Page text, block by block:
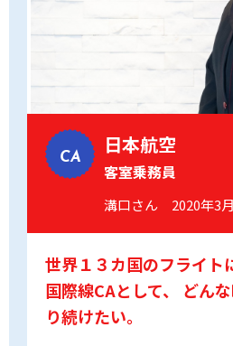
CA
日本航空
客室乗務員
溝口さん 2020年3
世界１３カ国のフライト
国際線CAとして、
どん
り続けたい。